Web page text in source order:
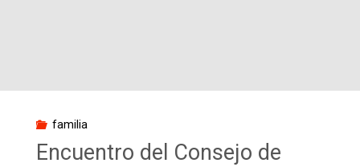
nuestra
familia
Encuentro del Consejo de